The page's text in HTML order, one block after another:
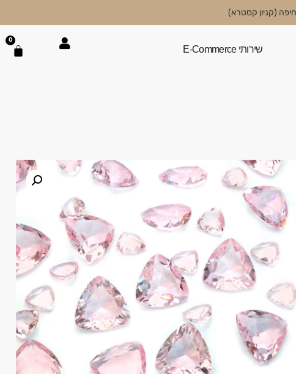
שירותי E-Commerce
0